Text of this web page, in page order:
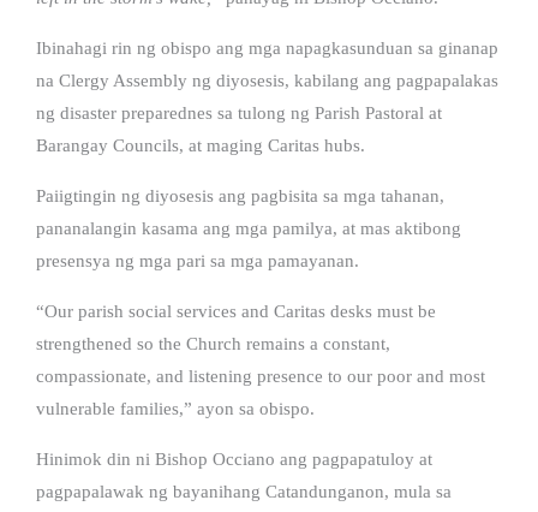
Ibinahagi rin ng obispo ang mga napagkasunduan sa ginanap
na Clergy Assembly ng diyosesis, kabilang ang pagpapalakas
ng disaster preparednes sa tulong ng Parish Pastoral at
Barangay Councils, at maging Caritas hubs.
Paiigtingin ng diyosesis ang pagbisita sa mga tahanan,
pananalangin kasama ang mga pamilya, at mas aktibong
presensya ng mga pari sa mga pamayanan.
“Our parish social services and Caritas desks must be
strengthened so the Church remains a constant,
compassionate, and listening presence to our poor and most
vulnerable families,” ayon sa obispo.
Hinimok din ni Bishop Occiano ang pagpapatuloy at
pagpapalawak ng bayanihang Catandunganon, mula sa